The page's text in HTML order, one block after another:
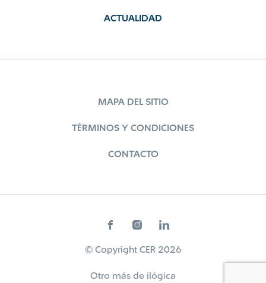
ACTUALIDAD
MAPA DEL SITIO
TÉRMINOS Y CONDICIONES
CONTACTO
© Copyright CER 2026
Otro más de ilógica